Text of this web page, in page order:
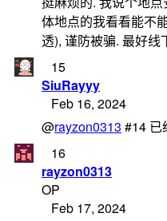
体地点的我看看能不
透), 谨防被骗. 最好线
15
SiuRayyy
Feb 16, 2024
@rayzon0313 #14 已
16
rayzon0313
OP
Feb 17, 2024